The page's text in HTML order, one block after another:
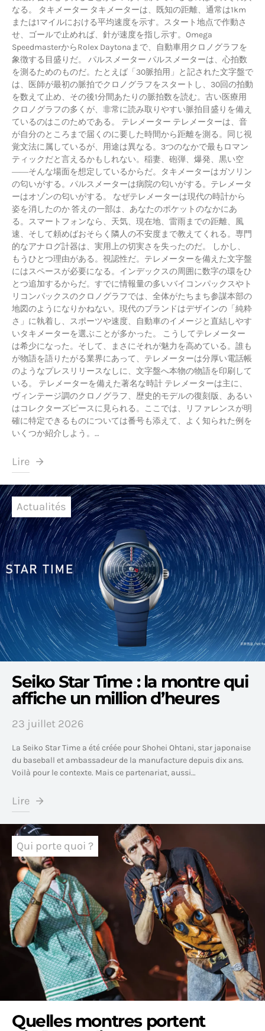
なる。 タキメーター タキメーターは、既知の距離、通常は1km
または1マイルにおける平均速度を示す。スタート地点で作動さ
せ、ゴールで止めれば、針が速度を指し示す。Omega
SpeedmasterからRolex Daytonaまで、自動車用クロノグラフを
象徴する目盛りだ。 パルスメーター パルスメーターは、心拍数
を測るためのものだ。たとえば「30脈拍用」と記された文字盤で
は、医師が最初の脈拍でクロノグラフをスタートし、30回の拍動
を数えて止め、その後1分間あたりの脈拍数を読む。古い医療用
クロノグラフの多くが、非常に読み取りやすい脈拍目盛りを備え
ているのはこのためである。 テレメーター テレメーターは、音
が自分のところまで届くのに要した時間から距離を測る。同じ視
覚文法に属しているが、用途は異なる。3つのなかで最もロマン
ティックだと言えるかもしれない。稲妻、砲弾、爆発、黒い空
――そんな場面を想定しているからだ。タキメーターはガソリン
の匂いがする。パルスメーターは病院の匂いがする。テレメータ
ーはオゾンの匂いがする。 なぜテレメーターは現代の時計から
姿を消したのか 答えの一部は、あなたのポケットのなかにあ
る。スマートフォンなら、天気、現在地、雷雨までの距離、風
速、そして頼めばおそらく隣人の不安度まで教えてくれる。専門
的なアナログ計器は、実用上の切実さを失ったのだ。 しかし、
もうひとつ理由がある。視認性だ。テレメーターを備えた文字盤
にはスペースが必要になる。インデックスの周囲に数字の環をひ
とつ追加するからだ。すでに情報量の多いバイコンパックスやト
リコンパックスのクロノグラフでは、全体がたちまち参謀本部の
地図のようになりかねない。現代のブランドはデザインの「純粋
さ」に執着し、スポーツや速度、自動車のイメージと直結しやす
いタキメーターを選ぶことが多かった。 こうしてテレメーター
は希少になった。そして、まさにそれが魅力を高めている。誰も
が物語を語りたがる業界にあって、テレメーターは分厚い電話帳
のようなプレスリリースなしに、文字盤へ本物の物語を印刷して
いる。 テレメーターを備えた著名な時計 テレメーターは主に、
ヴィンテージ調のクロノグラフ、歴史的モデルの復刻版、あるい
はコレクターズピースに見られる。ここでは、リファレンスが明
確に特定できるものについては番号も添えて、よく知られた例を
いくつか紹介しよう。…
Lire
Actualités
Seiko Star Time : la montre qui
affiche un million d’heures
23 juillet 2026
La Seiko Star Time a été créée pour Shohei Ohtani, star japonaise
du baseball et ambassadeur de la manufacture depuis dix ans.
Voilà pour le contexte. Mais ce partenariat, aussi…
Lire
Qui porte quoi ?
Quelles montres portent